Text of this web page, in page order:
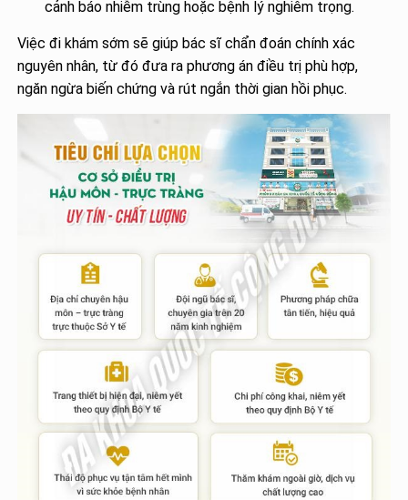
cảnh báo nhiễm trùng hoặc bệnh lý nghiêm trọng.
Việc đi khám sớm sẽ giúp bác sĩ chẩn đoán chính xác
nguyên nhân, từ đó đưa ra phương án điều trị phù hợp,
ngăn ngừa biến chứng và rút ngắn thời gian hồi phục.